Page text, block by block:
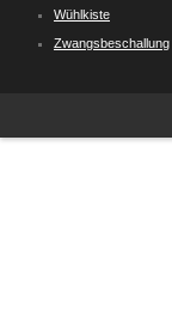
Wühlkiste
Zwangsbeschallung